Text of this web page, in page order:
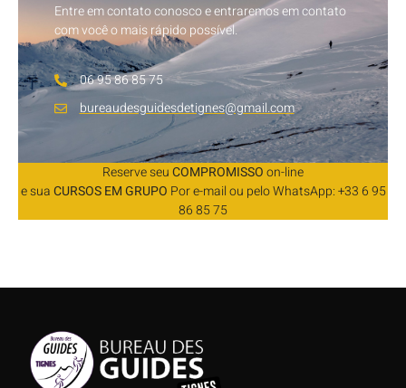
Entre em contato conosco e entraremos em contato
com você o mais rápido possível.
06 95 86 85 75
bureaudesguidesdetignes@gmail.com
Reserve seuCOMPROMISSOon-line
e suaCURSOS EM GRUPO Por e-mail ou pelo WhatsApp: +33 6 95
86 85 75